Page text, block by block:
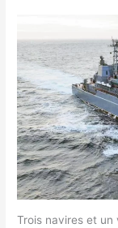
Trois navires et un